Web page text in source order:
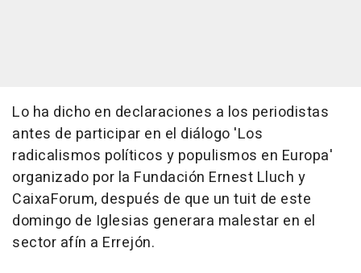
Lo ha dicho en declaraciones a los periodistas
antes de participar en el diálogo 'Los
radicalismos políticos y populismos en Europa'
organizado por la Fundación Ernest Lluch y
CaixaForum, después de que un tuit de este
domingo de Iglesias generara malestar en el
sector afín a Errejón.